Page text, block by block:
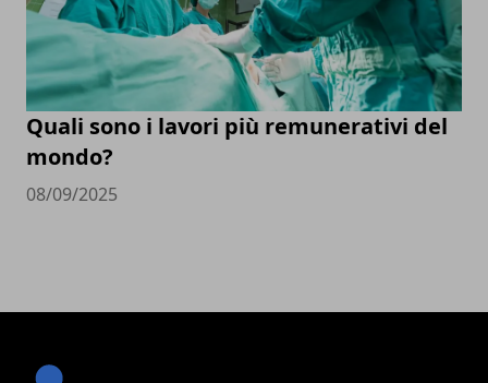
Quali sono i lavori più remunerativi del
mondo?
08/09/2025